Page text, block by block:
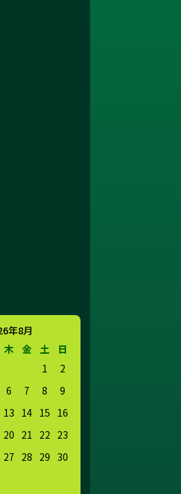
年8月
木 金 土
日
1
2
6 7 8
9
13 14 15 16
20 21 22 23
27 28 29 30